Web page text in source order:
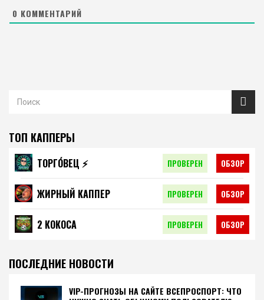
0 КОММЕНТАРИЙ
ТОП КАППЕРЫ
ТОРГО́ВЕЦ ⚡️ ПРОВЕРЕН ОБЗОР
ЖИРНЫЙ КАППЕР ПРОВЕРЕН ОБЗОР
2 КОКОСА ПРОВЕРЕН ОБЗОР
ПОСЛЕДНИЕ НОВОСТИ
VIP-ПРОГНОЗЫ НА САЙТЕ ВСЕПРОСПОРТ: ЧТО